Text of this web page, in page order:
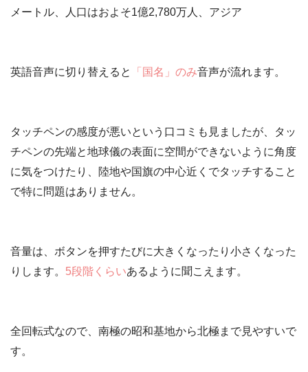
メートル、人口はおよそ1億2,780万人、アジア
英語音声に切り替えると 「国名」のみ音声が流れます。
タッチペンの感度が悪いという口コミも見ましたが、
タッ
チペンの先端と地球儀の表面に空間ができないように角度
に気をつけたり、陸地や国旗の中心近くでタッチする こと
で特に問題はありません。
音量は、ボタンを押すたびに大きくなったり小さくなった
りします。 5段階くらいあるように聞こえます。
全回転式なので、南極の昭和基地から北極まで見やすいで
す。